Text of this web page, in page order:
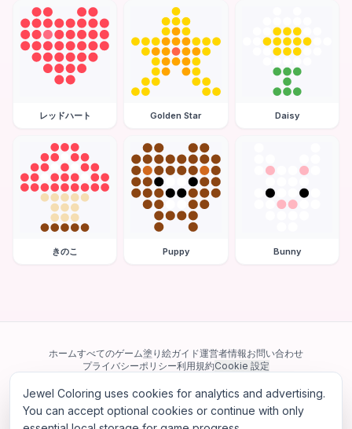
レッドハート Golden Star Daisy
きのこ Puppy Bunny
ホームすべてのゲーム塗り絵ガイド運営者情報お問い合わせ
プライバシーポリシー利用規約Cookie 設定
当サイトは Google AdSense を含む第三者広告ネットワークを利用してい
ます。一部のサードパーティ Cookie を使用してパーソナライズ広告を配信
する場合があります。
Jewel Coloring uses cookies for analytics and advertising.
You can accept optional cookies or continue with only